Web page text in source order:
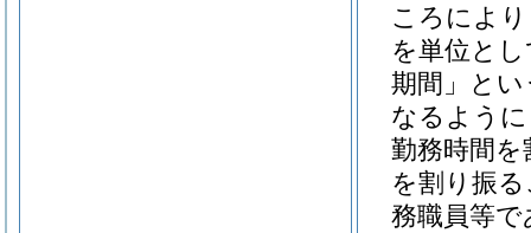
ころによ
を単位と
期間」とい
なるよう
勤務時間
を割り振
務職員等